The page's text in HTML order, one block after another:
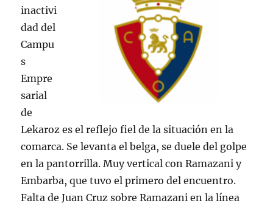
inactivi
dad del
Campu
s
Empre
sarial
de
Lekaroz es el reflejo fiel de la situación en la
comarca. Se levanta el belga, se duele del golpe
en la pantorrilla. Muy vertical con Ramazani y
Embarba, que tuvo el primero del encuentro.
Falta de Juan Cruz sobre Ramazani en la línea